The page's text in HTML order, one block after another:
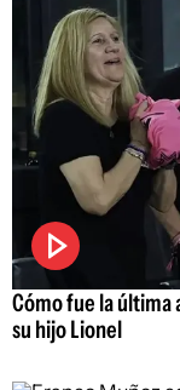
Cómo fue la última
su hijo Lionel